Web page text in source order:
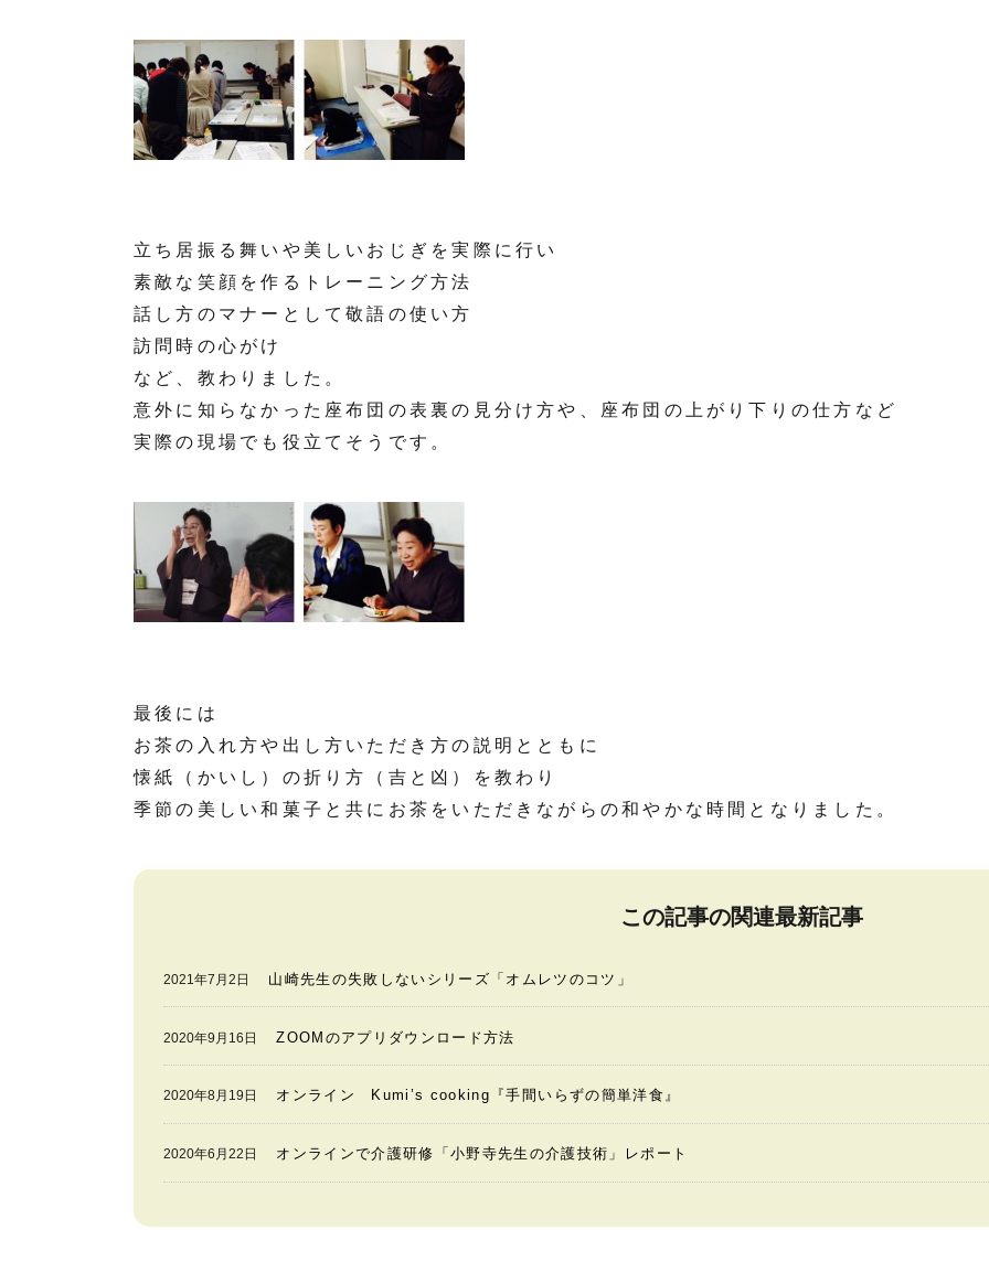
立ち居振る舞いや美しいおじぎを実際に行い
素敵な笑顔を作るトレーニング方法
話し方のマナーとして敬語の使い方
訪問時の心がけ
など、教わりました。
意外に知らなかった座布団の表裏の見分け方や、座布団の上がり下りの仕方など
実際の現場でも役立てそうです。
最後には
お茶の入れ方や出し方いただき方の説明とともに
懐紙（かいし）の折り方（吉と凶）を教わり
季節の美しい和菓子と共にお茶をいただきながらの和やかな時間となりました。
この記事の関連最新記事
2021年7月2日 山崎先生の失敗しないシリーズ「オムレツのコツ」
2020年9月16日 ZOOMのアプリダウンロード方法
2020年8月19日 オンライン Kumi’s cooking『手間いらずの簡単洋食』
2020年6月22日 オンラインで介護研修「小野寺先生の介護技術」レポート